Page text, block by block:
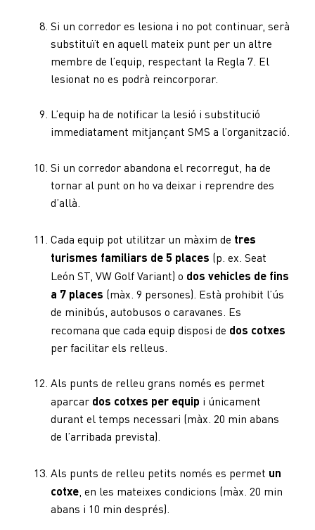
Si un corredor es lesiona i no pot continuar, serà
substituït en aquell mateix punt per un altre
membre de l’equip, respectant la Regla 7. El
lesionat no es podrà reincorporar.
L’equip ha de notificar la lesió i substitució
immediatament mitjançant SMS a l’organització.
Si un corredor abandona el recorregut, ha de
tornar al punt on ho va deixar i reprendre des
d’allà.
Cada equip pot utilitzar un màxim de tres
turismes familiars de 5 places (p. ex. Seat
León ST, VW Golf Variant) o dos vehicles de fins
a 7 places (màx. 9 persones). Està prohibit l’ús
de minibús, autobusos o caravanes. Es
recomana que cada equip disposi de dos cotxes
per facilitar els relleus.
Als punts de relleu grans només es permet
aparcar dos cotxes per equip i únicament
durant el temps necessari (màx. 20 min abans
de l’arribada prevista).
Als punts de relleu petits només es permet un
cotxe , en les mateixes condicions (màx. 20 min
abans i 10 min després).